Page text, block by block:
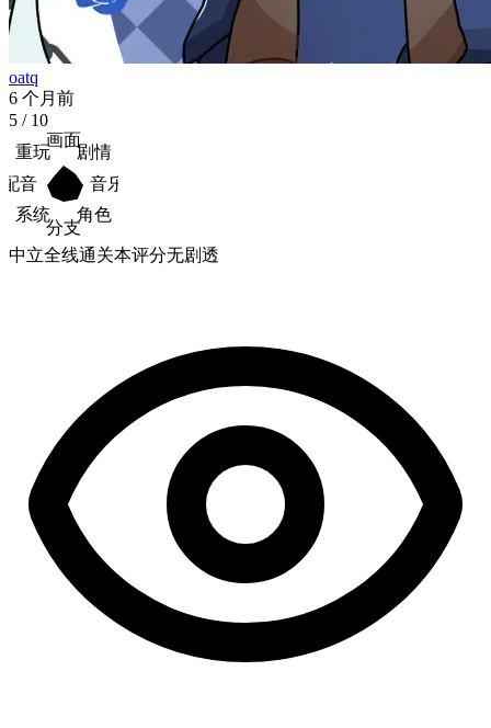
oatq
6 个月前
5 / 10
画面
剧情
音乐
角色
分支
系统
配音
重玩
中立全线通关本评分无剧透